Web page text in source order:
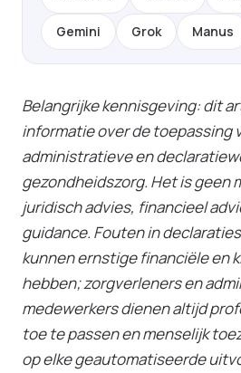
Gemini Grok Manus
Belangrijke kennisgeving: dit
informatie over de toepassing
administratieve en
gezondheidszorg. Het is geen
juridisch advies, financieel
guidance. Fouten in
kunnen ernstige financiële en
hebben; zorgverleners en
medewerkers dienen altijd
toe te passen en menselijk
op elke geautomatiseerde